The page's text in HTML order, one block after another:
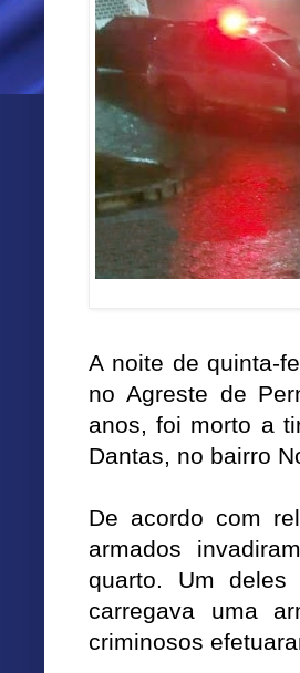
A noite de quinta-
no Agreste de
anos, foi morto a
Dantas, no bairro
De acordo com
armados
quarto. Um
carregava uma
criminosos